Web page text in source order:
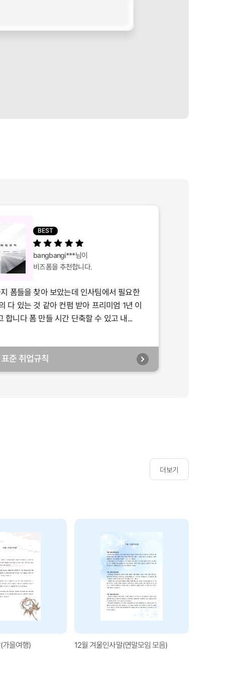
BEST
bangbangi***님이
비즈폼을 추천합니다.
폼들을 찾아 보았는데 인사팀에서 필요한
다 있는 것 같아 컨펌 받아 프리미엄 1년 이
합니다 폼 만들 시간 단축할 수 있고 내...
준 취업규칙
더보기
가을여행) 12월 겨울인사말(연말모임 모음)